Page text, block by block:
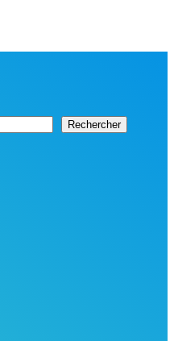
Rechercher